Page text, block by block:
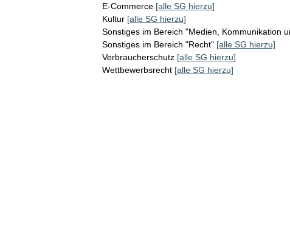
E-Commerce [alle SG hierzu]
Kultur [alle SG hierzu]
Sonstiges im Bereich "Medien, Kommunikation
Sonstiges im Bereich "Recht" [alle SG hierzu]
Verbraucherschutz [alle SG hierzu]
Wettbewerbsrecht [alle SG hierzu]